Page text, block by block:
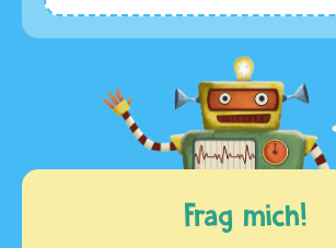
Frag mich!